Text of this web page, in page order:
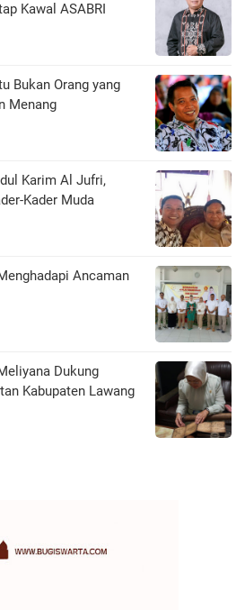
Kawal ASABRI
Bukan Orang yang
Menang
Karim Al Jufri,
Kader Muda
Ancaman
Dukung
Kabupaten Lawang